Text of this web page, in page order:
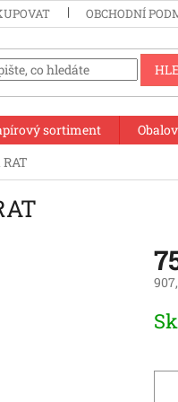
OBCHODNÍ
sortiment